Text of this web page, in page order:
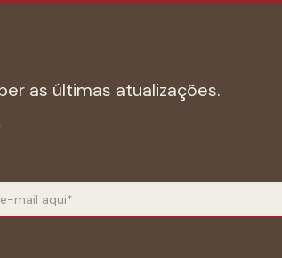
as últimas atualizações.